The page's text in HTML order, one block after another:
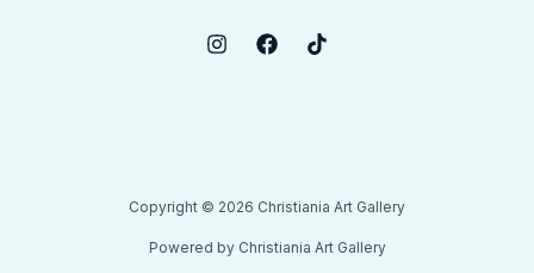
Copyright © 2026 Christiania Art Gallery
Powered by Christiania Art Gallery